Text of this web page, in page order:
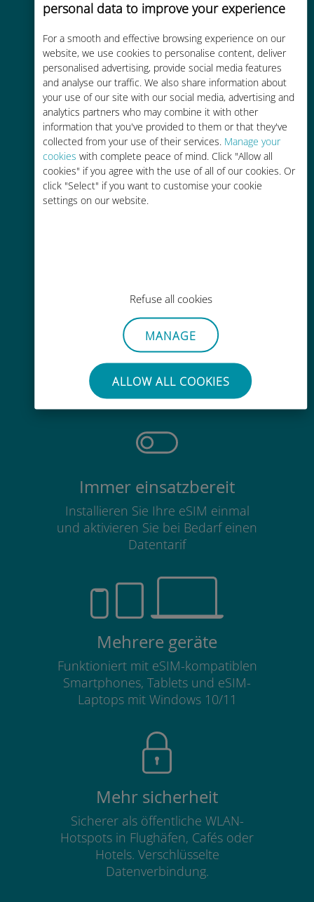
personal data to improve your experience
For a smooth and effective browsing experience on our
website, we use cookies to personalise content, deliver
personalised advertising, provide social media features
and analyse our traffic. We also share information about
your use of our site with our social media, advertising and
analytics partners who may combine it with other
information that you've provided to them or that they've
collected from your use of their services. Manage your
cookies with complete peace of mind. Click "Allow all
cookies" if you agree with the use of all of our cookies. Or
click "Select" if you want to customise your cookie
settings on our website.
Refuse all cookies
MANAGE
ALLOW ALL COOKIES
Kostengünstig
Bis zu 90 % günstiger als Roaming-
Gebühren bei Ihrem bisherigen
Anbieter
Einfaches Aufladen
Mühelos
Sie müssen Ihre bestehende SIM-
Karte nicht entfernen
Immer einsatzbereit
Installieren Sie Ihre eSIM einmal
und aktivieren Sie bei Bedarf einen
Datentarif
Mehrere geräte
Funktioniert mit eSIM-kompatiblen
Smartphones, Tablets und eSIM-
Laptops mit Windows 10/11
Mehr sicherheit
Sicherer als öffentliche WLAN-
Hotspots in Flughäfen, Cafés oder
Hotels. Verschlüsselte
Datenverbindung.